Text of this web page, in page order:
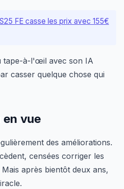
FE casse les prix avec 155€
tape-à-l'œil avec son IA
casser quelque chose qui
en vue
des améliorations.
censées corriger les
après bientôt deux ans,